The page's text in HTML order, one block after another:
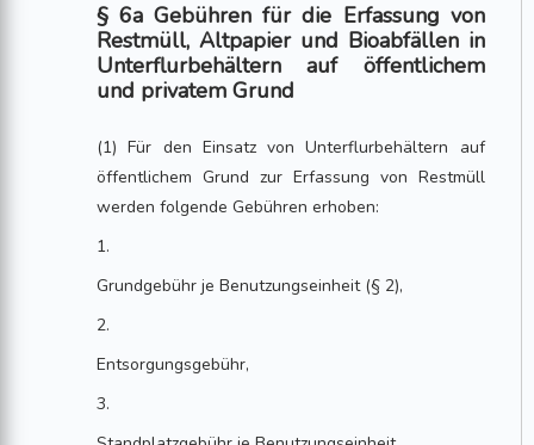
§ 6a Gebühren für die Erfassung von
Restmüll, Altpapier und Bioabfällen in
Unterflurbehältern auf öffentlichem
und privatem Grund
(1) Für den Einsatz von Unterflurbehältern auf
öffentlichem Grund zur Erfassung von Restmüll
werden folgende Gebühren erhoben:
1.
Grundgebühr je Benutzungseinheit (§ 2),
2.
Entsorgungsgebühr,
3.